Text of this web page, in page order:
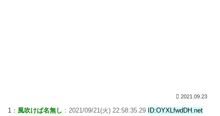
2021.09.23
1： 風吹けば名無し ：2021/09/21(火) 22:58:35.29 ID:OYXLfwdDH.net